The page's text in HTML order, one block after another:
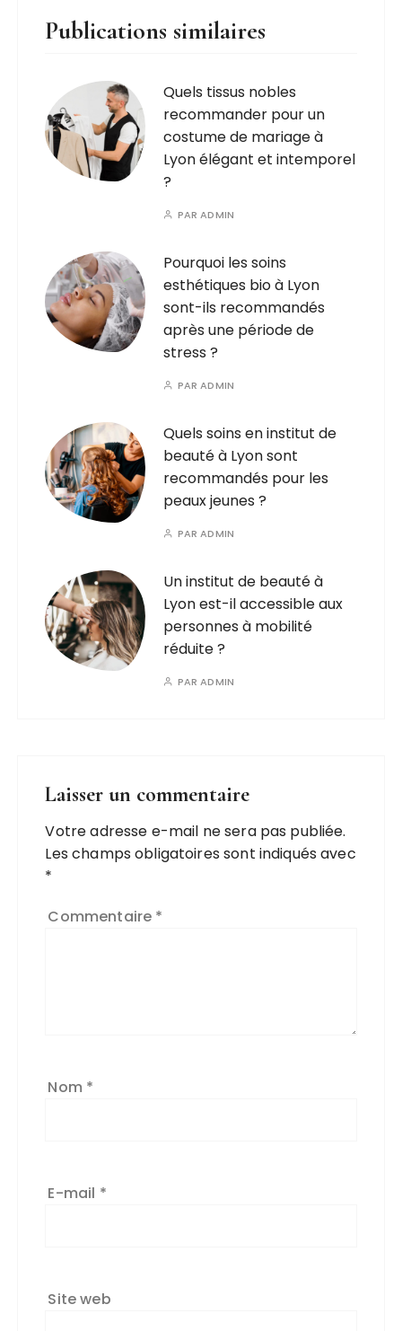
Publications similaires
Quels tissus nobles
recommander pour un
costume de mariage à
Lyon élégant et intemporel
?
PARADMIN
Pourquoi les soins
esthétiques bio à Lyon
sont-ils recommandés
après une période de
stress ?
PARADMIN
Quels soins en institut de
beauté à Lyon sont
recommandés pour les
peaux jeunes ?
PARADMIN
Un institut de beauté à
Lyon est-il accessible aux
personnes à mobilité
réduite ?
PARADMIN
Laisser un commentaire
Votre adresse e-mail ne sera pas publiée.
Les champs obligatoires sont indiqués avec
*
Commentaire *
Nom *
E-mail *
Site web
A
l
t
r